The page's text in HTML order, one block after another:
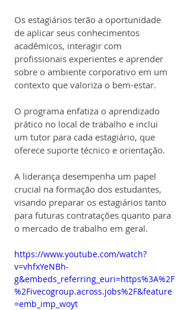
Os estagiários terão a oportunidade
de aplicar seus conhecimentos
acadêmicos, interagir com
profissionais experientes e aprender
sobre o ambiente corporativo em um
contexto que valoriza o bem-estar.
O programa enfatiza o aprendizado
prático no local de trabalho e inclui
um tutor para cada estagiário, que
oferece suporte técnico e orientação.
A liderança desempenha um papel
crucial na formação dos estudantes,
visando preparar os estagiários tanto
para futuras contratações quanto para
o mercado de trabalho em geral.
https://www.youtube.com/watch?
v=vhfxYeNBh-
g&embeds_referring_euri=https%3A%2F
%2Fivecogroup.across.jobs%2F&feature
=emb_imp_woyt